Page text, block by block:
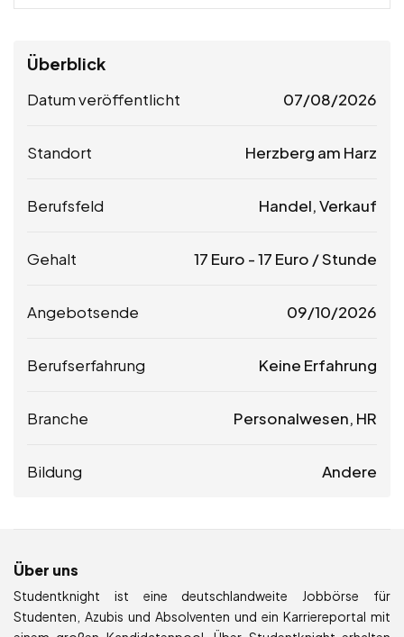
Überblick
Datum veröffentlicht 07/08/2026
Standort Herzberg am Harz
Berufsfeld Handel, Verkauf
Gehalt 17 Euro -17 Euro / Stunde
Angebotsende 09/10/2026
Berufserfahrung Keine Erfahrung
Branche Personalwesen, HR
Bildung Andere
Über uns
Studentknight ist eine deutschlandweite Jobbörse für
Studenten, Azubis und Absolventen und ein Karriereportal mit